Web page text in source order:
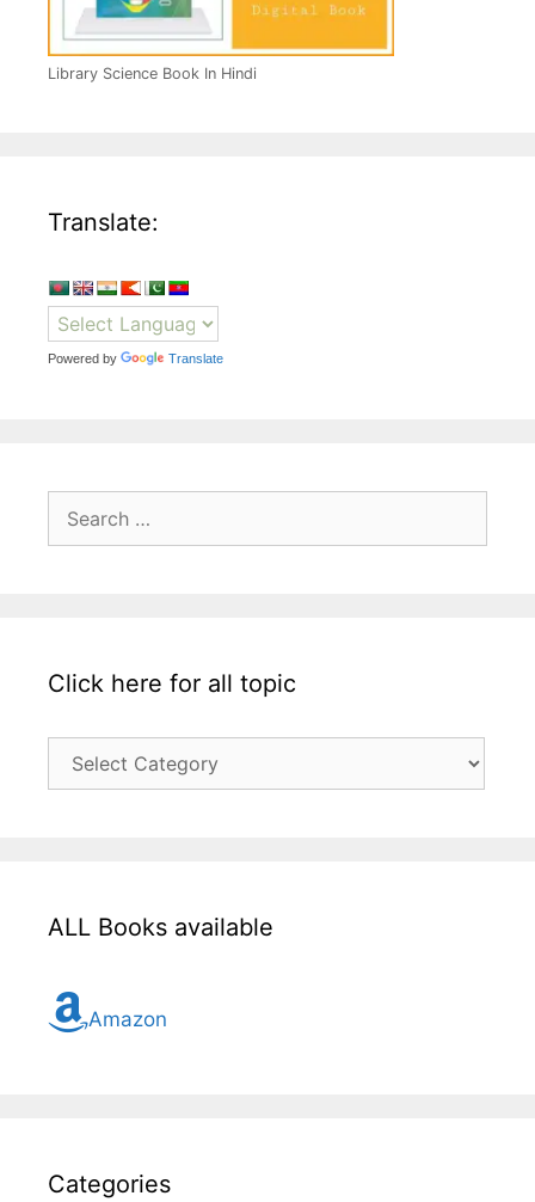
Library Science Book In Hindi
Translate:
Powered by Translate
for:
Click here for all topic
here
ALL Books available
Amazon
Categories